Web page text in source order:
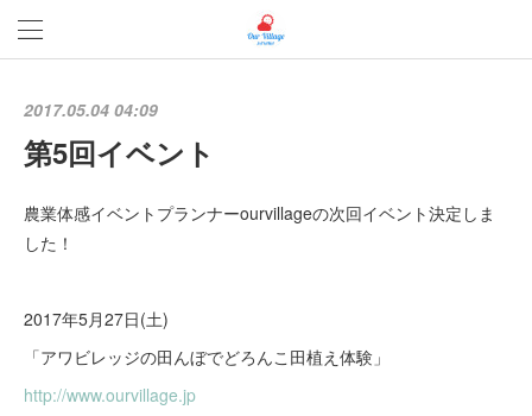
2017.05.04 04:09
第5回イベント
農業体感イベントプランナーourvillageの次回イベント決定しま
した！
2017年5月27日(土)
「アワビレッジの田んぼでどろんこ田植え体験」
http://www.ourvillage.jp